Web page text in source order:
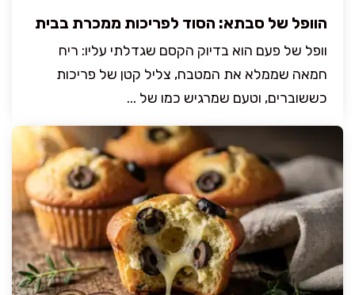
הוופל של סבתא: הסוד לפריכות ממכרת בבית
וופל של פעם הוא בדיוק הקסם שגדלתי עליו: ריח
חמאה שממלא את המטבח, צליל קטן של פריכות
כששוברים, וטעם שמרגיש כמו של ...